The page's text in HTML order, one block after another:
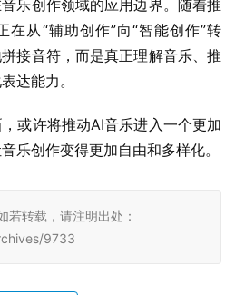
乐创作领域的应用边界。随着推
在从“辅助创作”向“智能创作”转
接音符，而是真正理解音乐、推
达能力。
或许将推动AI音乐进入一个更加
乐创作变得更加自由和多样化。
若转载，请注明出处：
9733